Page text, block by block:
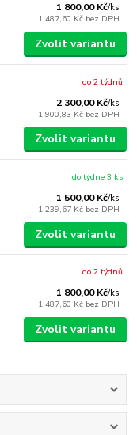
1 800,00 Kč/ks
1 487,60 Kč bez DPH
Zvolit variantu
2 300,00 Kč/ks
1 900,83 Kč bez DPH
do 2 týdnů
Zvolit variantu
1 500,00 Kč/ks
1 239,67 Kč bez DPH
do týdne 3 ks
Zvolit variantu
1 800,00 Kč/ks
1 487,60 Kč bez DPH
do 2 týdnů
Zvolit variantu